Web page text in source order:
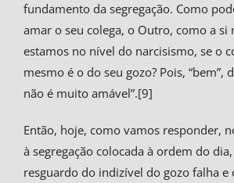
fundamento da segregação. Como
amar o seu colega, o Outro, como a si
estamos no nível do narcisismo, se o
mesmo é o do seu gozo? Pois, “bem”,
não é muito amável”.[9]
Então, hoje, como vamos responder,
à segregação colocada à ordem do
resguardo do indizível do gozo falha e